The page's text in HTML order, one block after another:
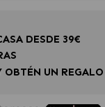
DESDE 39€
OBTÉN UN REGALO